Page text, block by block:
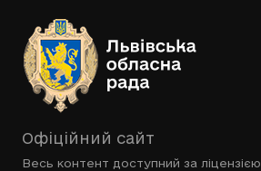
Офіційний сайт
Весь контент доступний за ліцензією